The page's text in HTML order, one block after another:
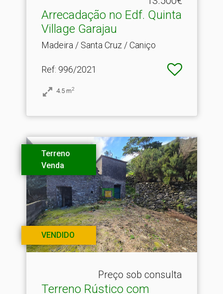
Arrecadação no Edf.​ Quinta
Village Garajau
Madeira / Santa Cruz / Caniço
Ref: 996/2021
4.5 m2
Terreno
Venda
VENDIDO
Preço sob consulta
Terreno Rústico com